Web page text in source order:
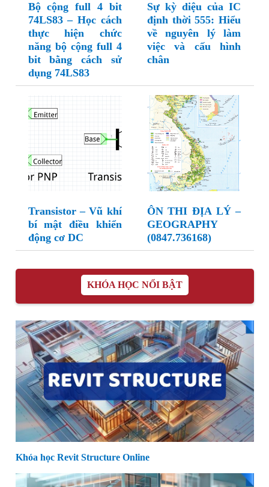
Bộ cộng full 4 bit
74LS83 – Học cách
thực hiện chức
năng bộ cộng full 4
bit bằng cách sử
dụng 74LS83
Sự kỳ diệu của IC
định thời 555: Hiểu
về nguyên lý làm
việc và cấu hình
chân
Transistor – Vũ khí
bí mật điều khiển
động cơ DC
ÔN THI ĐỊA LÝ –
GEOGRAPHY
(0847.736168)
KHÓA HỌC NỔI BẬT
Khóa học Revit Structure Online